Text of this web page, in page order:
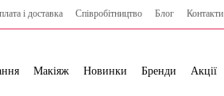
і доставка Cпівробітництво Блог Контакти
Макіяж Новинки Бренди Акції